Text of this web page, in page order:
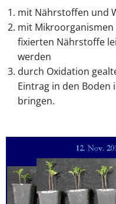
mit Nährstoffen und
mit
fixierten Nährstoffe
werden
durch Oxidation
Eintrag in den Boden
bringen.